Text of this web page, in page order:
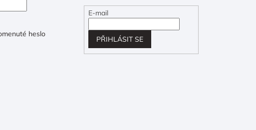
heslo
E-mail
PŘIHLÁSIT SE